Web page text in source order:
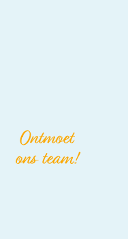
Ontmoet
ons team!